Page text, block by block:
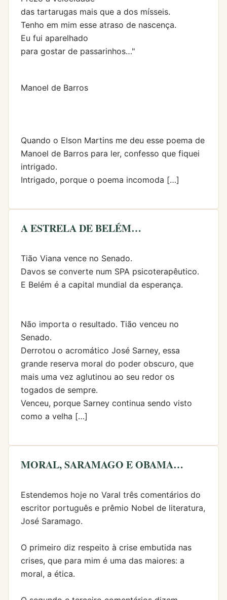
das tartarugas mais que a dos mísseis.
Tenho em mim esse atraso de nascença.
Eu fui aparelhado
para gostar de passarinhos…"
Manoel de Barros
Quando o Elson Martins me deu esse poema de
Manoel de Barros para ler, confesso que fiquei
intrigado.
Intrigado, porque o poema incomoda […]
A ESTRELA DE BELÉM…
Tião Viana vence no Senado.
Davos se converte num SPA psicoterapêutico.
E Belém é a capital mundial da esperança.
Não importa o resultado. Tião venceu no
Senado.
Derrotou o acromático José Sarney, essa
grande reserva moral do poder obscuro, que
mais uma vez aglutinou ao seu redor os
togados de sempre.
Venceu, porque Sarney continua sendo visto
como a velha […]
MORAL, SARAMAGO E OBAMA…
Estendemos hoje no Varal três comentários do
escritor português e prêmio Nobel de literatura,
José Saramago.
O primeiro diz respeito à crise embutida nas
crises, que para mim é uma das maiores: a
moral, a ética.